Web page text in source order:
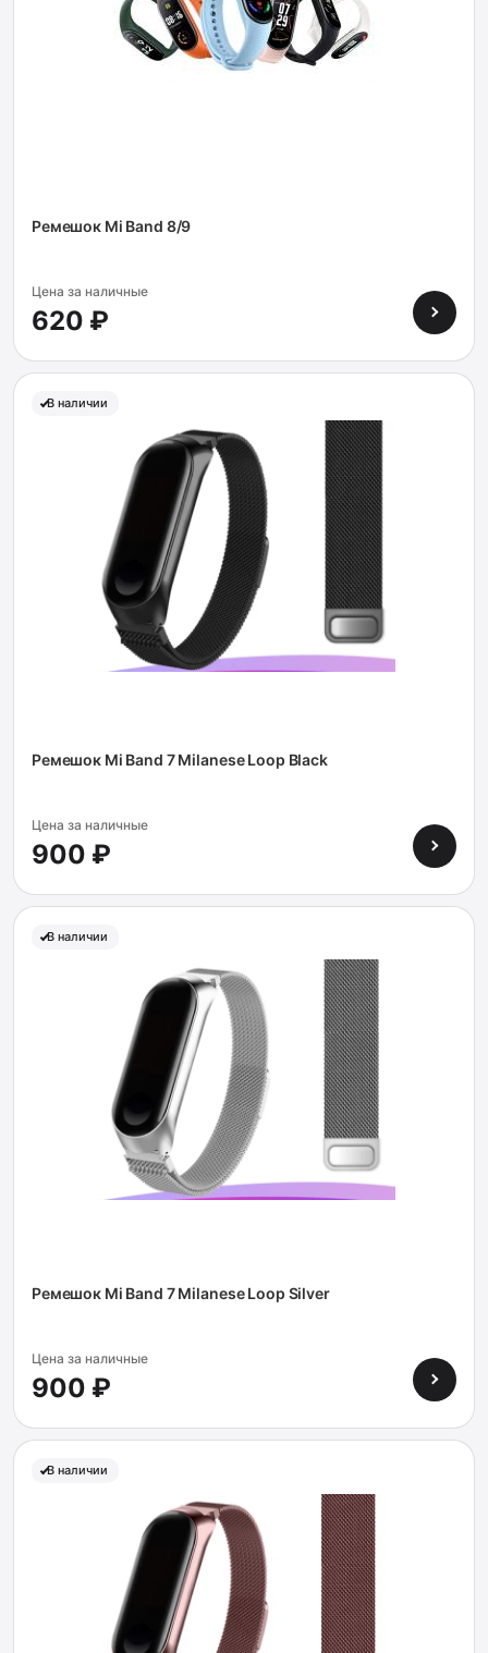
Ремешок Mi Band 8/9
Цена за наличные
620 ₽
В наличии
Ремешок Mi Band 7 Milanese Loop Black
Цена за наличные
900 ₽
В наличии
Ремешок Mi Band 7 Milanese Loop Silver
Цена за наличные
900 ₽
В наличии